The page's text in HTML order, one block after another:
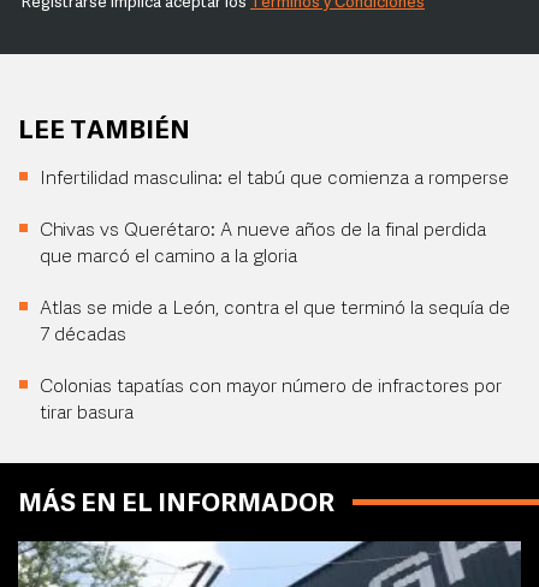
LEE TAMBIÉN
Infertilidad masculina: el tabú que comienza a romperse
Chivas vs Querétaro: A nueve años de la final perdida
que marcó el camino a la gloria
Atlas se mide a León, contra el que terminó la sequía de
7 décadas
Colonias tapatías con mayor número de infractores por
tirar basura
MÁS EN EL INFORMADOR